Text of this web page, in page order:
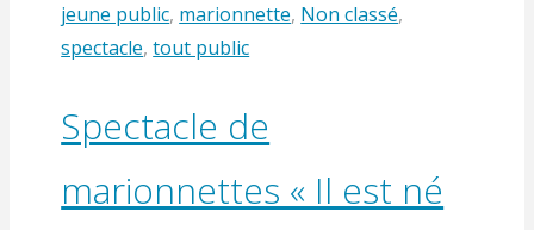
jeune public, marionnette, Non classé,
spectacle,tout public
Spectacle de
marionnettes « Il est né